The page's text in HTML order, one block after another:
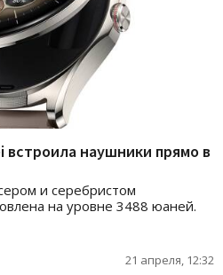
встроила наушники прямо в
и серебристом
на уровне 3488 юаней.
21 апреля, 12:32